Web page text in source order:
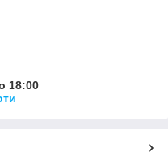
18:00